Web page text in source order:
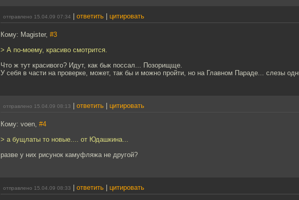
отправлено 15.04.09 07:34 ответить цитировать
Кому: Magister, #3
> А по-моему, красиво смотрится.
Что ж тут красивого? Идут, как бык поссал... Позорищще.
У себя в части на проверке, может, так бы и можно пройти, но на Главном Параде... слезы
отправлено 15.04.09 08:13 ответить цитировать
Кому: voen, #4
> а бущлаты то новые.... от Юдашкина...
разве у них рисунок камуфляжа не другой?
отправлено 15.04.09 08:33 ответить цитировать